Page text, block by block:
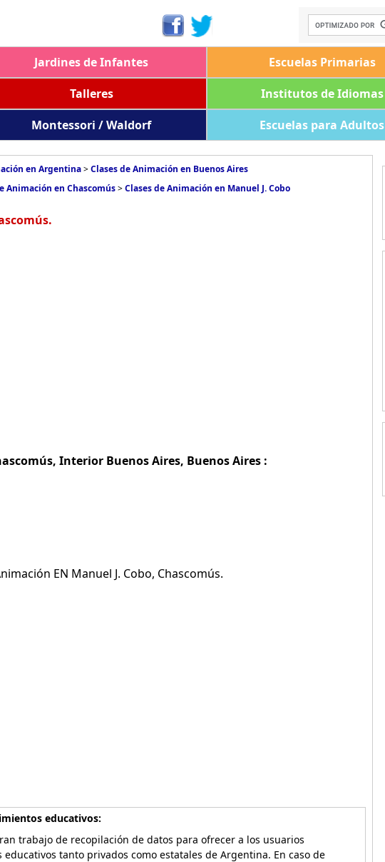
Jardines de Infantes Escuelas Primarias
Talleres Institutos de Idiomas
Montessori / Waldorf Escuelas para Adultos
en Argentina>Clases de Animación en Buenos Aires
Animación en Chascomús>Clases de Animación en Manuel J. Cobo
Interior Buenos Aires, Buenos Aires :
EN Manuel J. Cobo, Chascomús.
educativos:
trabajo de recopilación de datos para ofrecer a los usuarios
tanto privados como estatales de Argentina. En caso de